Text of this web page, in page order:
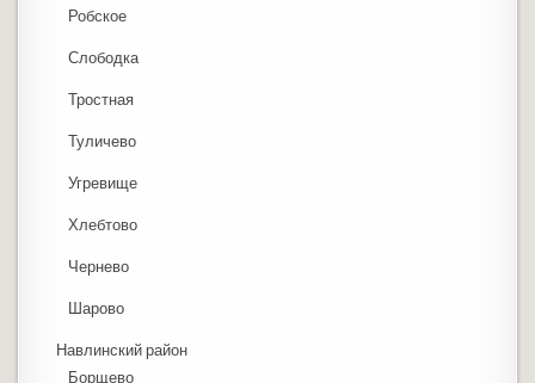
Робское
Слободка
Тростная
Туличево
Угревище
Хлебтово
Чернево
Шарово
Навлинский район
Борщево